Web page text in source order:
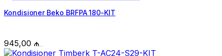
Kondisioner Beko BRFPA 180-KIT
945,00 ₼